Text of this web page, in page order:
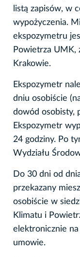
listą zapisów, w
wypożyczenia.
ekspozymetru
Powietrza UMK,
Krakowie.
Ekspozymetr
dniu osobiście
dowód osobisty,
Ekspozymetr
24 godziny. Po
Wydziału
Do 30 dni od
przekazany
osobiście w
Klimatu i
elektronicznie
umowie.